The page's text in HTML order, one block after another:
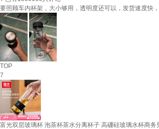
要照顾车内杯架，大小够用，透明度还可以，发货速度快，
TOP
7
富光双层玻璃杯 泡茶杯茶水分离杯子 高硼硅玻璃水杯商务